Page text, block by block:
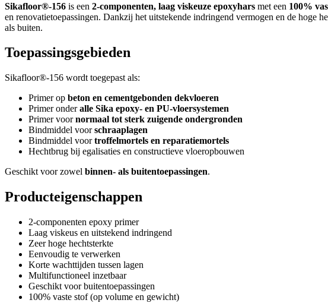
Sikafloor®-156 is een 2-componenten, laag viskeuze epoxyhars met een 100%
en renovatietoepassingen. Dankzij het uitstekende indringend vermogen en de hoge
als buiten.
Toepassingsgebieden
Sikafloor®-156 wordt toegepast als:
Primer op beton en cementgebonden dekvloeren
Primer onderalle Sika epoxy- en PU-vloersystemen
Primer voornormaal tot sterk zuigende ondergronden
Bindmiddel voorschraaplagen
Bindmiddel voortroffelmortels en reparatiemortels
Hechtbrug bij egalisaties en constructieve vloeropbouwen
Geschikt voor zowel binnen- als buitentoepassingen.
Producteigenschappen
2-componenten epoxy primer
Laag viskeus en uitstekend indringend
Zeer hoge hechtsterkte
Eenvoudig te verwerken
Korte wachttijden tussen lagen
Multifunctioneel inzetbaar
Geschikt voor buitentoepassingen
100% vaste stof (op volume en gewicht)